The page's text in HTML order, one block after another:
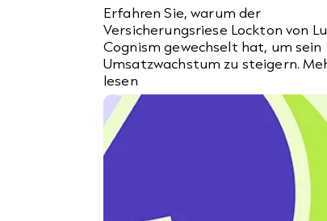
Erfahren Sie, warum der
Versicherungsriese Lockton von
Cognism gewechselt hat, um sein
Umsatzwachstum zu steigern.
lesen